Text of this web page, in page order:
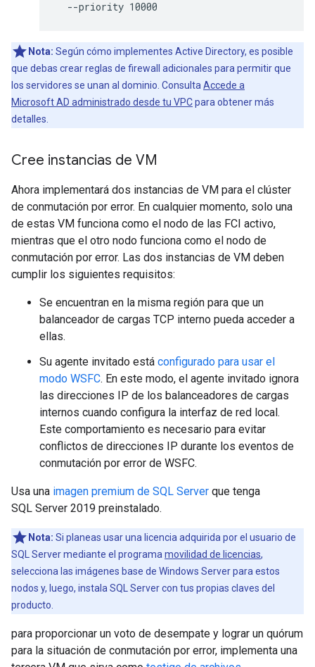
Nota: Según cómo implementes Active Directory, es posible
que debas crear reglas de firewall adicionales para permitir que
los servidores se unan al dominio. Consulta Accede a
Microsoft AD administrado desde tu VPCpara obtener más
detalles.
Cree instancias de VM
Ahora implementará dos instancias de VM para el clúster
de conmutación por error. En cualquier momento, solo una
de estas VM funciona como el nodo de las FCI activo,
mientras que el otro nodo funciona como el nodo de
conmutación por error. Las dos instancias de VM deben
cumplir los siguientes requisitos:
Se encuentran en la misma región para que un
balanceador de cargas TCP interno pueda acceder a
ellas.
Su agente invitado está configurado para usar el
modo WSFC. En este modo, el agente invitado ignora
las direcciones IP de los balanceadores de cargas
internos cuando configura la interfaz de red local.
Este comportamiento es necesario para evitar
conflictos de direcciones IP durante los eventos de
conmutación por error de WSFC.
Usa una imagen premium de SQL Server que tenga
SQL Server 2019 preinstalado.
Nota: Si planeas usar una licencia adquirida por el usuario de
SQL Server mediante el programa movilidad de licencias,
selecciona las imágenes base de Windows Server para estos
nodos y, luego, instala SQL Server con tus propias claves del
producto.
para proporcionar un voto de desempate y lograr un quórum
para la situación de conmutación por error, implementa una